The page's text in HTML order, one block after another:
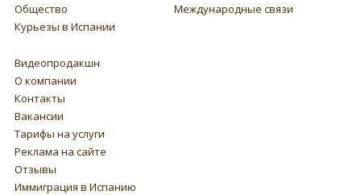
Общество
Международные связи
Курьезы в Испании
Видеопродакшн
О компании
Контакты
Вакансии
Тарифы на услуги
Реклама на сайте
Отзывы
Иммиграция в Испанию